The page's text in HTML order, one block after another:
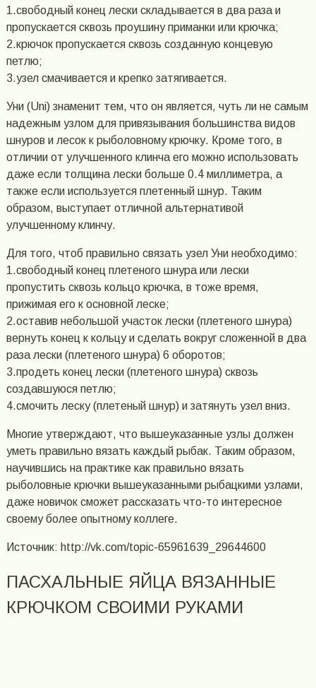
1.свободный конец лески складывается в два раза и
пропускается сквозь проушину приманки или крючка;
2.крючок пропускается сквозь созданную концевую
петлю;
3.узел смачивается и крепко затягивается.
Уни (Uni) знаменит тем, что он является, чуть ли не самым
надежным узлом для привязывания большинства видов
шнуров и лесок к рыболовному крючку. Кроме того, в
отличии от улучшенного клинча его можно использовать
даже если толщина лески больше 0.4 миллиметра, а
также если используется плетенный шнур. Таким
образом, выступает отличной альтернативой
улучшенному клинчу.
Для того, чтоб правильно связать узел Уни необходимо:
1.свободный конец плетеного шнура или лески
пропустить сквозь кольцо крючка, в тоже время,
прижимая его к основной леске;
2.оставив небольшой участок лески (плетеного шнура)
вернуть конец к кольцу и сделать вокруг сложенной в два
раза лески (плетеного шнура) 6 оборотов;
3.продеть конец лески (плетеного шнура) сквозь
создавшуюся петлю;
4.смочить леску (плетеный шнур) и затянуть узел вниз.
Многие утверждают, что вышеуказанные узлы должен
уметь правильно вязать каждый рыбак. Таким образом,
научившись на практике как правильно вязать
рыболовные крючки вышеуказанными рыбацкими узлами,
даже новичок сможет рассказать что-то интересное
своему более опытному коллеге.
Источник: http://vk.com/topic-65961639_29644600
ПАСХАЛЬНЫЕ ЯЙЦА ВЯЗАННЫЕ
КРЮЧКОМ СВОИМИ РУКАМИ